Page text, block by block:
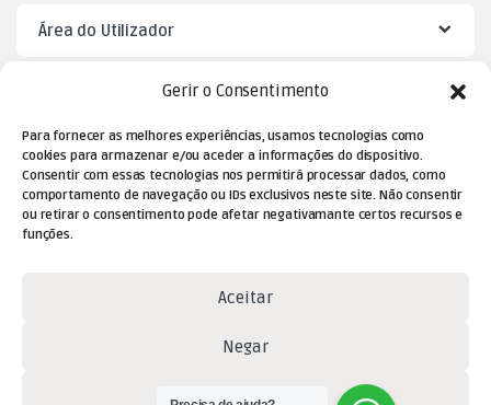
Gerir o Consentimento
Para fornecer as melhores experiências, usamos tecnologias como
cookies para armazenar e/ou aceder a informações do dispositivo.
Consentir com essas tecnologias nos permitirá processar dados, como
comportamento de navegação ou IDs exclusivos neste site. Não consentir
ou retirar o consentimento pode afetar negativamante certos recursos e
funções.
Aceitar
Negar
Ver preferências
Área do Utilizador
Dúvidas? Contacte-nos!